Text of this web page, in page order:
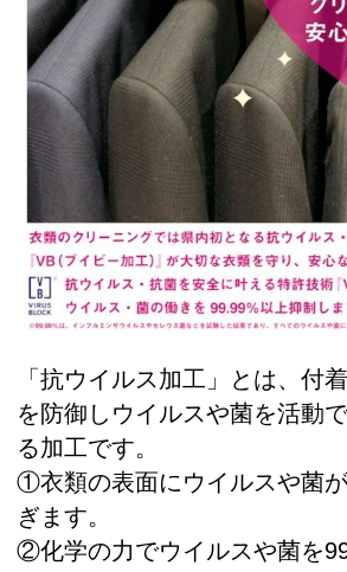
「抗ウイルス加工」とは、付
を防御しウイルスや菌を活動
る加工です。
①衣類の表面にウイルスや菌
ぎます。
②化学の力でウイルスや菌を